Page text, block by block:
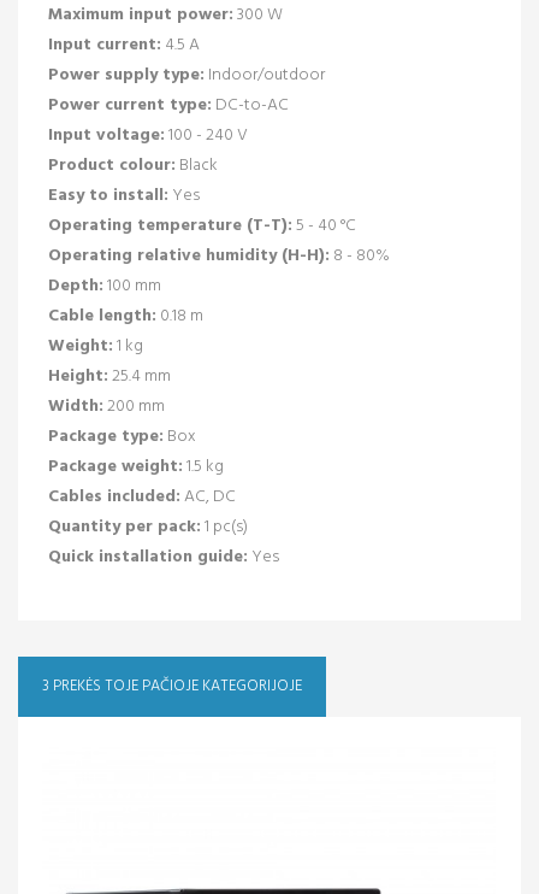
Maximum input power:300 W
Input current: 4.5 A
Power supply type: Indoor/outdoor
Power current type: DC-to-AC
Input voltage:100 - 240 V
Product colour: Black
Easy to install: Yes
Operating temperature (T-T):5 - 40 °C
Operating relative humidity (H-H): 8 - 80%
Depth:100 mm
Cable length: 0.18 m
Weight:1 kg
Height:25.4 mm
Width:200 mm
Package type: Box
Package weight:1.5 kg
Cables included:AC, DC
Quantity per pack:1 pc(s)
Quick installation guide: Yes
3 PREKĖS TOJE PAČIOJE KATEGORIJOJE